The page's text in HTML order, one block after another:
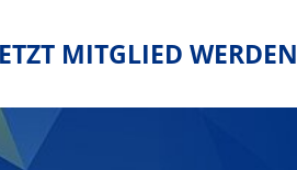
MITGLIED WERDEN